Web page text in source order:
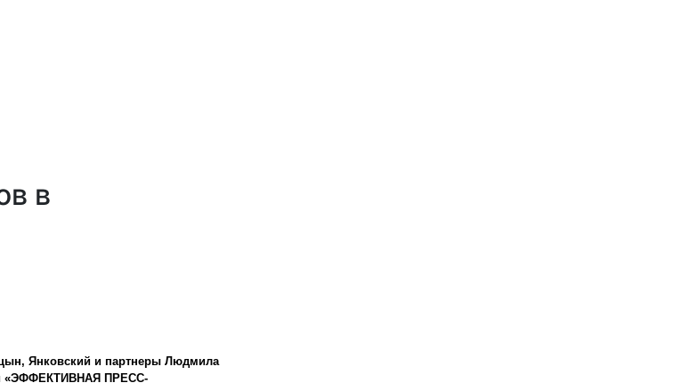
в
Янковский и партнеры Людмила
«ЭФФЕКТИВНАЯ ПРЕСС-